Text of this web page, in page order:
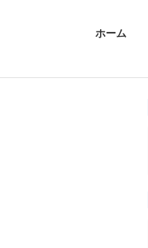
ホーム